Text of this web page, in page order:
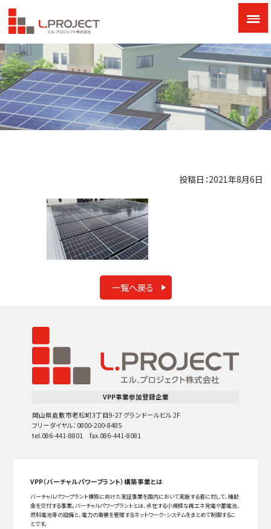
投稿日：2021年8月6日
一覧へ戻る
VPP事業参加登録企業
岡山県倉敷市老松町3丁目9-27 グランドールビル 2F
フリーダイヤル：0800-200-8485
tel.086-441-8801 fax.086-441-8081
VPP（バーチャルパワープラント）構築事業とは
バーチャルパワープラント構築に向けた実証事業を国内において実施する者に対して、補助
金を交付する事業。バーチャルパワープラントとは、点在する小規模な再エネ発電や蓄電池、
燃料電池等の設備と、電力の需要を管理するネットワーク・システムをまとめて制御するこ
とです。